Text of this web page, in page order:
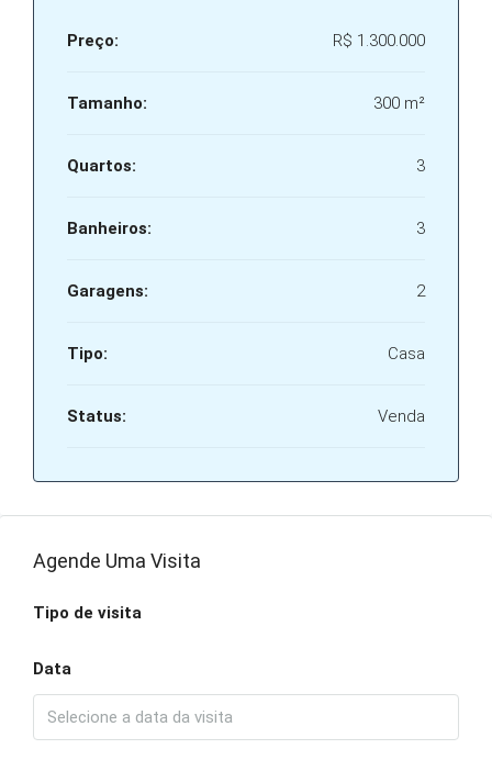
Preço: R$ 1.300.000
Tamanho: 300 m²
Quartos: 3
Banheiros: 3
Garagens: 2
Tipo: Casa
Status: Venda
Agende Uma Visita
Tipo de visita
Data